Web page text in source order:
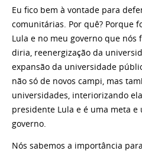
Eu fico bem à vontade para
comunitárias. Por quê? Porque
Lula e no meu governo que nós
diria, reenergização da
expansão da universidade
não só de novos campi, mas
universidades, interiorizando
presidente Lula e é uma meta
governo.
Nós sabemos a importância